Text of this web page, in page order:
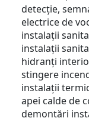
detecție,
electrice de
instalații
instalații
hidranți
stingere
instalații
apei calde de
demontări